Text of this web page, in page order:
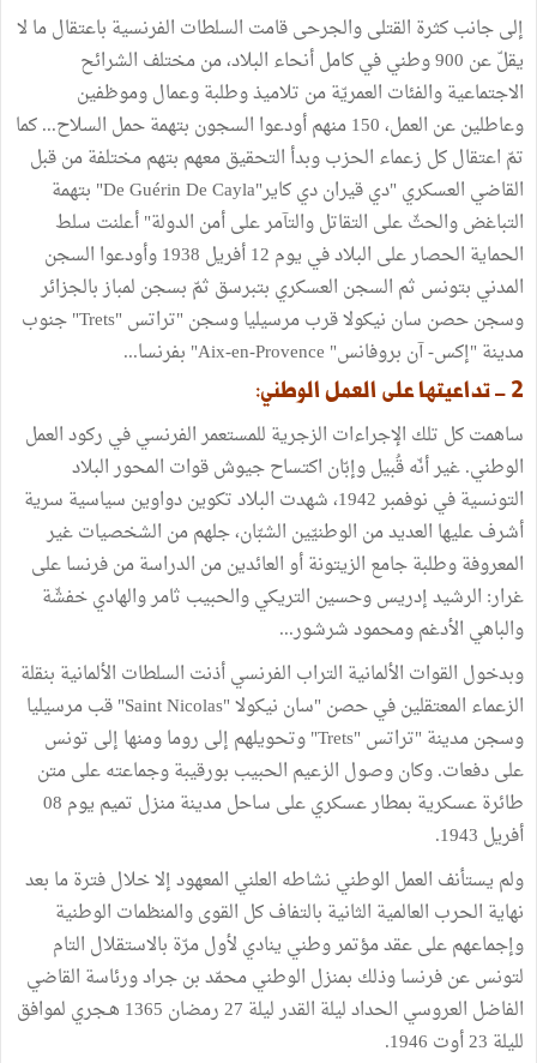
إلى جانب كثرة القتلى والجرحى قامت السلطات الفرنسية باعتقال ما لا
يقلّ عن 900 وطني في كامل أنحاء البلاد، من مختلف الشرائح
الاجتماعية والفئات العمريّة من تلاميذ وطلبة وعمال وموظفين
وعاطلين عن العمل، 150 منهم أودعوا السجون بتهمة حمل السلاح... كما
تمّ اعتقال كل زعماء الحزب وبدأ التحقيق معهم بتهم مختلفة من قبل
القاضي العسكري "دي قيران دي كاير"De Guérin De Cayla" بتهمة
التباغض والحثّ على التقاتل والتآمر على أمن الدولة" أعلنت سلط
الحماية الحصار على البلاد في يوم 12 أفريل 1938 وأودعوا السجن
المدني بتونس ثم السجن العسكري بتبرسق ثمّ بسجن لمباز بالجزائر
وسجن حصن سان نيكولا قرب مرسيليا وسجن "تراتس "Trets" جنوب
مدينة "إكس- آن بروفانس" Aix-en-Provence" بفرنسا...
2 - تداعيتها على العمل الوطني:
ساهمت كل تلك الإجراءات الزجرية للمستعمر الفرنسي في ركود العمل
الوطني. غير أنّه قُبيل وإبّان اكتساح جيوش قوات المحور البلاد
التونسية في نوفمبر 1942، شهدت البلاد تكوين دواوين سياسية سرية
أشرف عليها العديد من الوطنيّين الشبّان، جلهم من الشخصيات غير
المعروفة وطلبة جامع الزيتونة أو العائدين من الدراسة من فرنسا على
غرار: الرشيد إدريس وحسين التريكي والحبيب ثامر والهادي خفشّة
والباهي الأدغم ومحمود شرشور...
وبدخول القوات الألمانية التراب الفرنسي أذنت السلطات الألمانية بنقلة
الزعماء المعتقلين في حصن "سان نيكولا "Saint Nicolas" قب مرسيليا
وسجن مدينة "تراتس "Trets" وتحويلهم إلى روما ومنها إلى تونس
على دفعات. وكان وصول الزعيم الحبيب بورقيبة وجماعته على متن
طائرة عسكرية بمطار عسكري على ساحل مدينة منزل تميم يوم 08
أفريل 1943.
ولم يستأنف العمل الوطني نشاطه العلني المعهود إلا خلال فترة ما بعد
نهاية الحرب العالمية الثانية بالتفاف كل القوى والمنظمات الوطنية
وإجماعهم على عقد مؤتمر وطني ينادي لأول مرّة بالاستقلال التام
لتونس عن فرنسا وذلك بمنزل الوطني محمّد بن جراد ورئاسة القاضي
الفاضل العروسي الحداد ليلة القدر ليلة 27 رمضان 1365 هـجري لموافق
لليلة 23 أوت 1946.